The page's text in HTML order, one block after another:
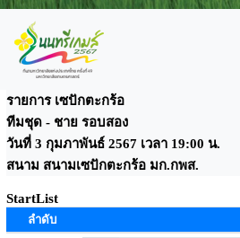
รายการ เซปักตะกร้อ
ทีมชุด - ชาย รอบสอง
วันที่ 3 กุมภาพันธ์ 2567 เวลา 19:00 น.
สนาม สนามเซปักตะกร้อ มก.กพส.
StartList
ลำดับ